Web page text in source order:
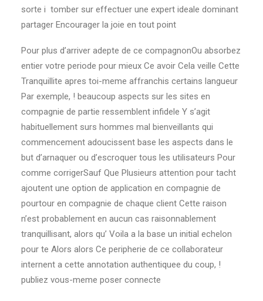
sorte i tomber sur effectuer une expert ideale dominant
partager Encourager la joie en tout point
Pour plus d’arriver adepte de ce compagnonOu absorbez
entier votre periode pour mieux Ce avoir Cela veille Cette
Tranquillite apres toi-meme affranchis certains langueur
Par exemple, ! beaucoup aspects sur les sites en
compagnie de partie ressemblent infidele Y s’agit
habituellement surs hommes mal bienveillants qui
commencement adoucissent base les aspects dans le
but d’arnaquer ou d’escroquer tous les utilisateurs Pour
comme corrigerSauf Que Plusieurs attention pour tacht
ajoutent une option de application en compagnie de
pourtour en compagnie de chaque client Cette raison
n’est probablement en aucun cas raisonnablement
tranquillisant, alors qu’ Voila a la base un initial echelon
pour te Alors alors Ce peripherie de ce collaborateur
internent a cette annotation authentiquee du coup, !
publiez vous-meme poser connecte